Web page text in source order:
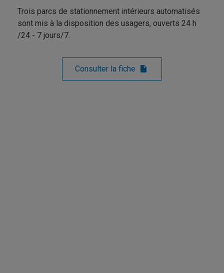
Trois parcs de stationnement intérieurs automatisés
sont mis à la disposition des usagers, ouverts 24 h
/24 - 7 jours/7.
Consulter la fiche